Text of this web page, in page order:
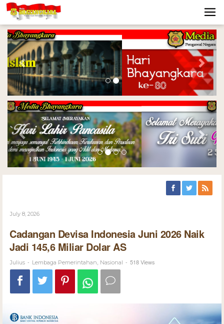
Previous Next
Previous Next
July 8, 2026
Cadangan Devisa Indonesia Juni 2026 Naik
Jadi 145,6 Miliar Dolar AS
Julius - Lembaga Pemerintahan Nasional - 518 Views